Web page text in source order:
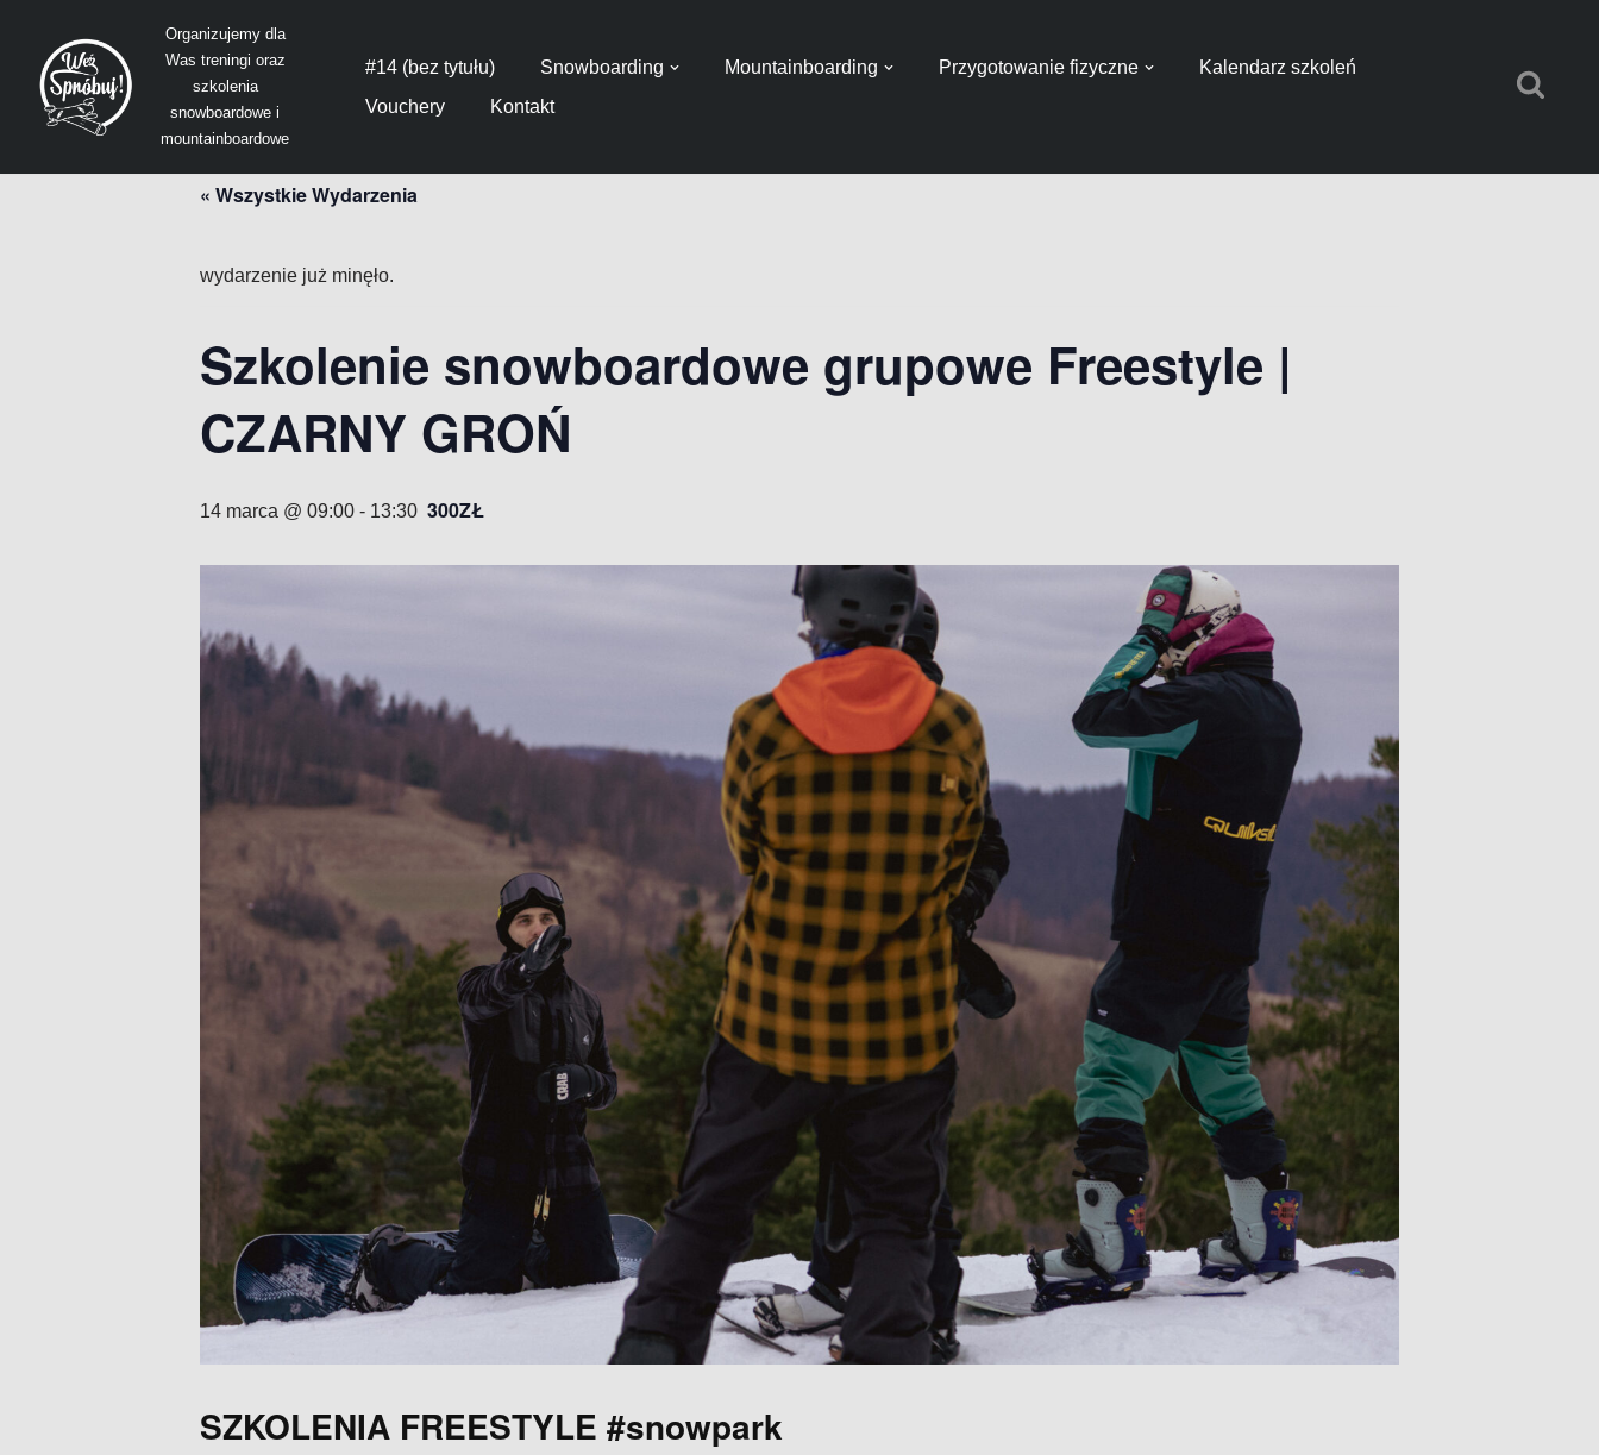
Przejdź
treści
Organizujemy dla
Was treningi oraz
szkolenia
snowboardowe i
mountainboardowe
#14 (bez tytułu) Snowboarding Mountainboarding Przygotowanie fizyczne
Kalendarz szkoleń
Vouchery
Kontakt
« Wszystkie Wydarzenia
wydarzenie już minęło.
Szkolenie snowboardowe grupowe Freestyle |
CZARNY GROŃ
14 marca @ 09:00 - 13:30 300ZŁ
SZKOLENIA FREESTYLE #snowpark